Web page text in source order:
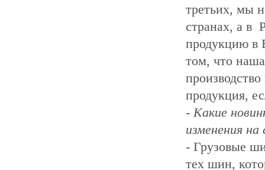
третьих, мы
странах, а в
продукцию в
том, что
продукция,
- Какие
изменения
- Грузовые
тех шин,